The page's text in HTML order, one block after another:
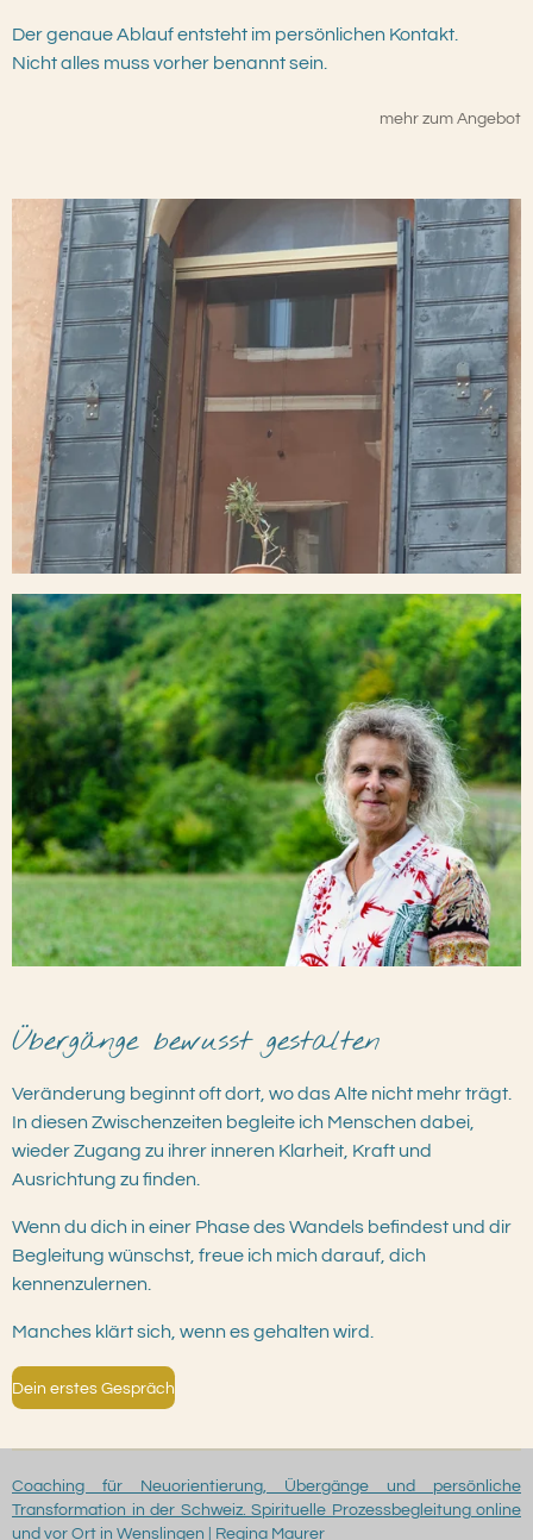
Der genaue Ablauf entsteht im persönlichen Kontakt.
Nicht alles muss vorher benannt sein.
mehr zum Angebot
Übergänge bewusst gestalten
Veränderung beginnt oft dort, wo das Alte nicht mehr trägt.
In diesen Zwischenzeiten begleite ich Menschen dabei,
wieder Zugang zu ihrer inneren Klarheit, Kraft und
Ausrichtung zu finden.
Wenn du dich in einer Phase des Wandels befindest und dir
Begleitung wünschst, freue ich mich darauf, dich
kennenzulernen.
Manches klärt sich, wenn es gehalten wird.
Dein erstes Gespräch
Coaching für Neuorientierung, Übergänge und persönliche
Transformation in der Schweiz. Spirituelle Prozessbegleitung online
und vor Ort in Wenslingen | Regina Maurer